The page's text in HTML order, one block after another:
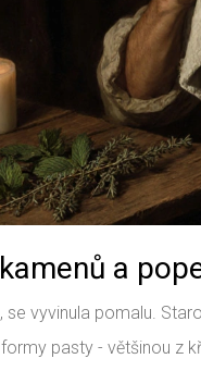
a
se vyvinula pomalu.
pasty - většinou z